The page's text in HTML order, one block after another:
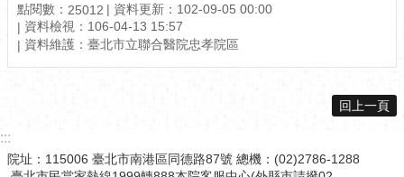
點閱數： 25012
資料更新：102-09-05 00:00
資料檢視：106-04-13 15:57
資料維護：臺北市立聯合醫院忠孝院區
回上一頁
:::
院址：115006 臺北市南港區同德路87號 總機：(02)2786-1288